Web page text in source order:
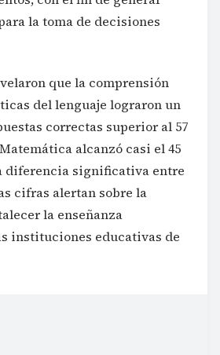
la toma de decisiones
que la comprensión
del lenguaje lograron un
correctas superior al 57
alcanzó casi el 45
diferencia significativa entre
cifras alertan sobre la
la enseñanza
instituciones educativas de